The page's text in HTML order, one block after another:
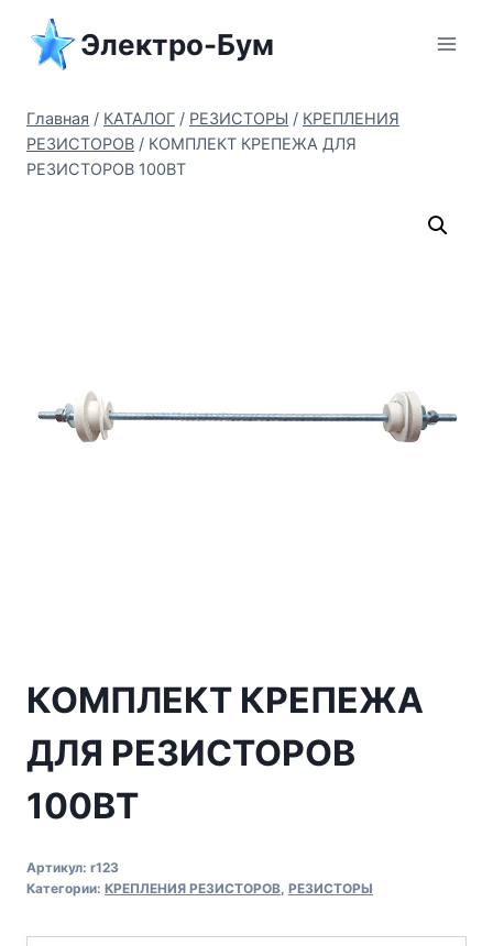
Перейти
содержимому
Электро-Бум
Главная / КАТАЛОГ / РЕЗИСТОРЫ / КРЕПЛЕНИЯ
РЕЗИСТОРОВ / КОМПЛЕКТ КРЕПЕЖА ДЛЯ
РЕЗИСТОРОВ 100ВТ
КОМПЛЕКТ КРЕПЕЖА
ДЛЯ РЕЗИСТОРОВ
100ВТ
Артикул: r123
Категории: КРЕПЛЕНИЯ РЕЗИСТОРОВ РЕЗИСТОРЫ